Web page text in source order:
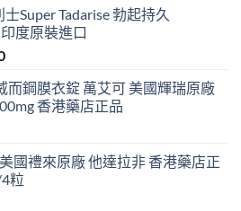
Super Tadarise 勃起持久
度原裝進口
Price
$529
through
而鋼膜衣錠 萬艾可 美國輝瑞原廠
香港藥店正品
國禮來原廠 他達拉非 香港藥店正
粒